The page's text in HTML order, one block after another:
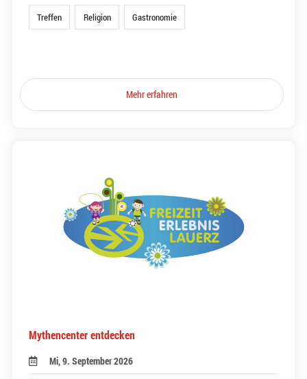
Treffen Religion Gastronomie
Mehr erfahren
Mythencenter entdecken
Mi, 9. September 2026